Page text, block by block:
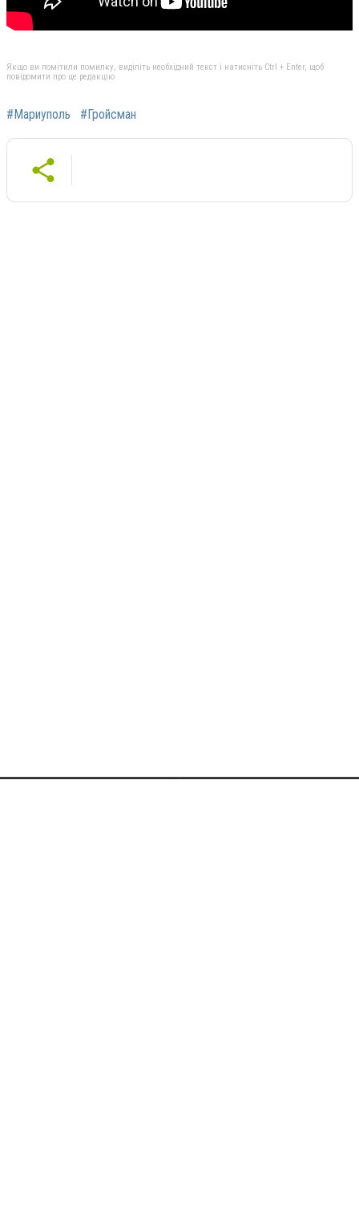
Якщо ви помітили помилку, виділіть необхідний текст і натисніть Ctrl + Enter, щоб
повідомити про це редакцію
#Мариуполь #Гройсман